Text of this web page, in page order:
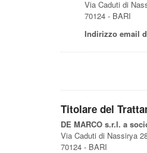
Via Caduti di
70124 - BARI
Indirizzo email
Titolare del
DE MARCO s.r.l. a
Via Caduti di Nassirya
70124 - BARI